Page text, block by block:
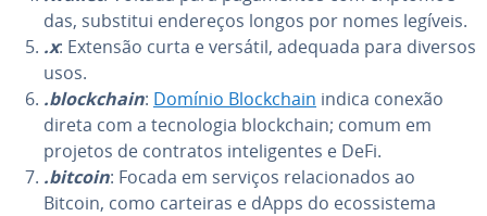
das, substitui endereços longos por nomes legíveis.
.x: Extensão curta e versátil, adequada para diversos
usos.
.block­chain: Domínio Block­chain indica conexão
direta com a tec­no­lo­gia block­chain; comum em
projetos de contratos in­te­li­gen­tes e DeFi.
.bitcoin: Focada em serviços re­la­ci­o­na­dos ao
Bitcoin, como carteiras e dApps do ecos­sis­tema